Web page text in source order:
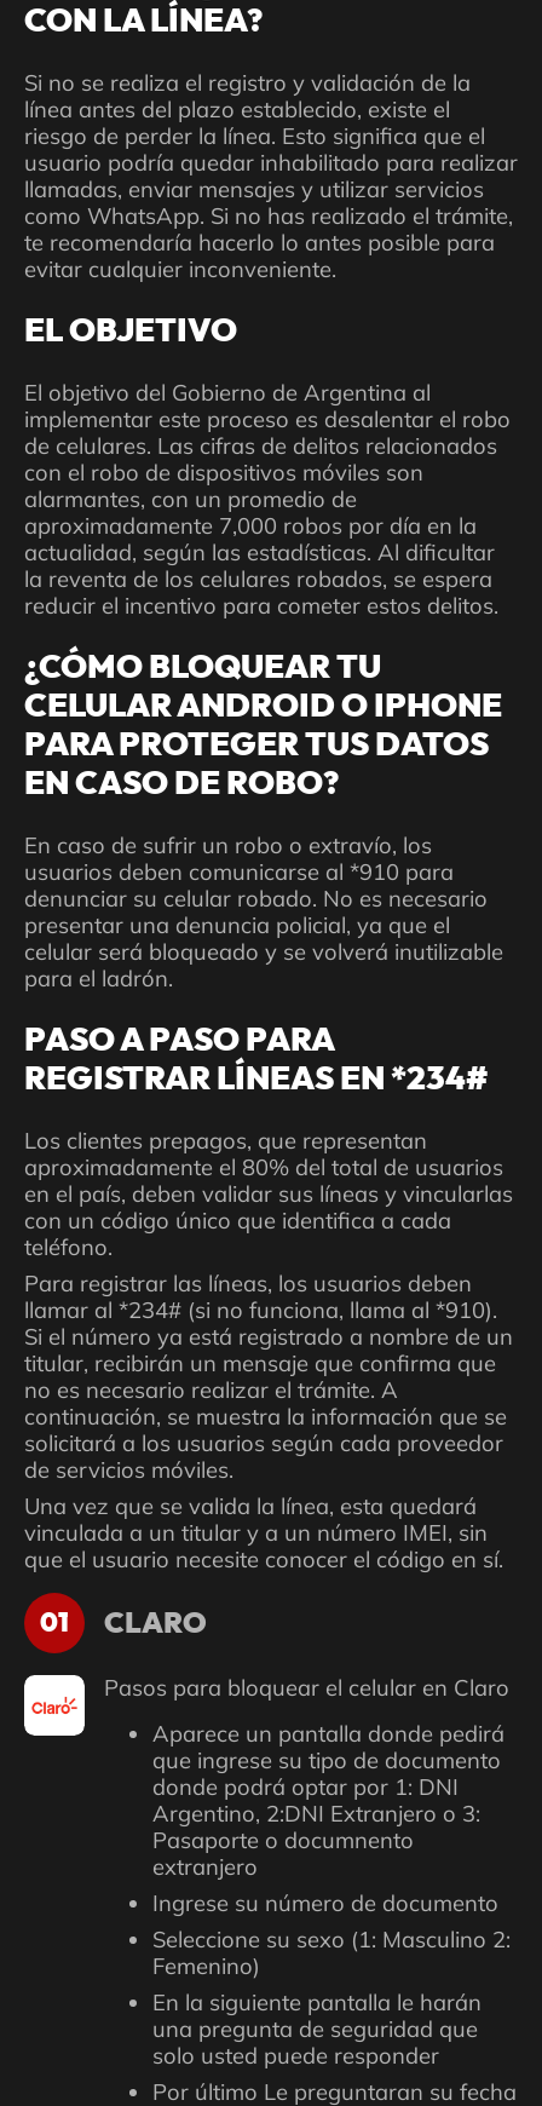
CON LA LÍNEA?
Si no se realiza el registro y validación de la
línea antes del plazo establecido, existe el
riesgo de perder la línea. Esto significa que el
usuario podría quedar inhabilitado para realizar
llamadas, enviar mensajes y utilizar servicios
como WhatsApp. Si no has realizado el trámite,
te recomendaría hacerlo lo antes posible para
evitar cualquier inconveniente.
EL OBJETIVO
El objetivo del Gobierno de Argentina al
implementar este proceso es desalentar el robo
de celulares. Las cifras de delitos relacionados
con el robo de dispositivos móviles son
alarmantes, con un promedio de
aproximadamente 7,000 robos por día en la
actualidad, según las estadísticas. Al dificultar
la reventa de los celulares robados, se espera
reducir el incentivo para cometer estos delitos.
¿CÓMO BLOQUEAR TU
CELULAR ANDROID O IPHONE
PARA PROTEGER TUS DATOS
EN CASO DE ROBO?
En caso de sufrir un robo o extravío, los
usuarios deben comunicarse al *910 para
denunciar su celular robado. No es necesario
presentar una denuncia policial, ya que el
celular será bloqueado y se volverá inutilizable
para el ladrón.
PASO A PASO PARA
REGISTRAR LÍNEAS EN *234#
Los clientes prepagos, que representan
aproximadamente el 80% del total de usuarios
en el país, deben validar sus líneas y vincularlas
con un código único que identifica a cada
teléfono.
Para registrar las líneas, los usuarios deben
llamar al *234# (si no funciona, llama al *910).
Si el número ya está registrado a nombre de un
titular, recibirán un mensaje que confirma que
no es necesario realizar el trámite. A
continuación, se muestra la información que se
solicitará a los usuarios según cada proveedor
de servicios móviles.
Una vez que se valida la línea, esta quedará
vinculada a un titular y a un número IMEI, sin
que el usuario necesite conocer el código en sí.
01 CLARO
Pasos para bloquear el celular en Claro
Aparece un pantalla donde pedirá
que ingrese su tipo de documento
donde podrá optar por 1: DNI
Argentino, 2:DNI Extranjero o 3:
Pasaporte o documnento
extranjero
Ingrese su número de documento
Seleccione su sexo (1: Masculino 2:
Femenino)
En la siguiente pantalla le harán
una pregunta de seguridad que
solo usted puede responder
Por último Le preguntaran su fecha